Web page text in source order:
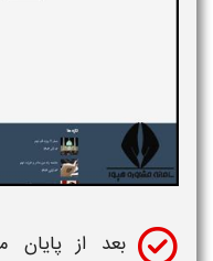
بعد از پایان